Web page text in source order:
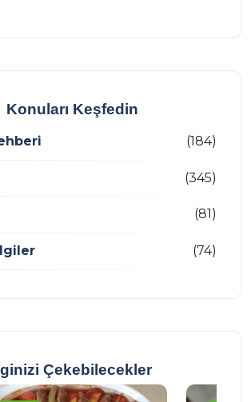
Konuları Keşfedin
(184)
(345)
(81)
(74)
Çekebilecekler